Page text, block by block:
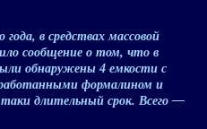
в средствах массовой
сообщение о том, что в
обнаружены 4 емкости с
формалином и
длительный срок. Всего —